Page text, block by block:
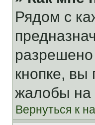
Рядом с
кнопке, вы
жалобы на
Вернуться к